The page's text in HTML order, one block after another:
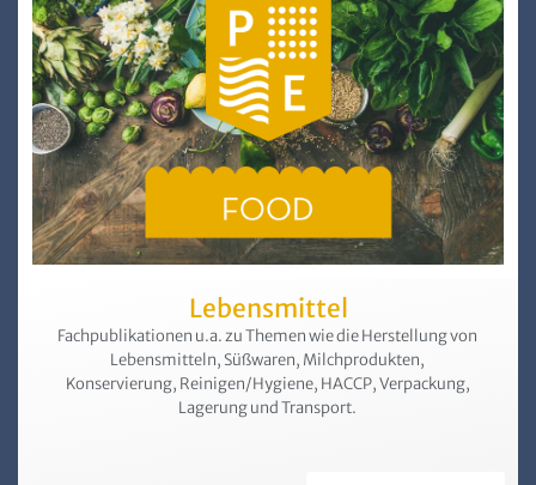
Lebensmittel
Fachpublikationen u.a. zu Themen wie die Herstellung von
Lebens­mitteln, Süßwaren, Milchprodukten,
Konservierung, Reinigen/Hygiene, HACCP, Verpackung,
Lagerung und Transport.